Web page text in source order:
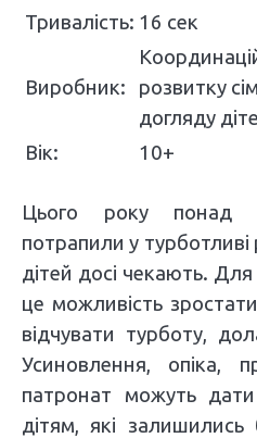
Тривалість: 16 сек
Виробник:
розвитку
догляду
Вік:
10+
Цього року понад
потрапили у
дітей досі чекають.
це можливість
відчувати турботу,
Усиновлення, опіка,
патронат можуть
дітям, які залишились